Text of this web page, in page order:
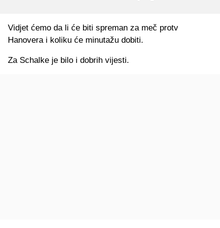
Vidjet ćemo da li će biti spreman za meč protv
Hanovera i koliku će minutažu dobiti.
Za Schalke je bilo i dobrih vijesti.